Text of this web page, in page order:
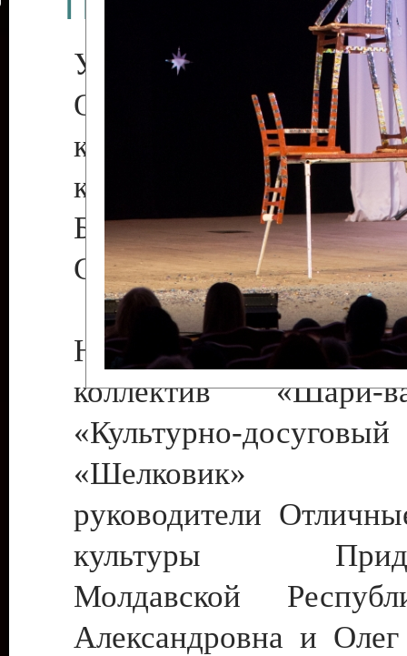
Участники фестиваля:
Образцовый
коллектив
культуры с.
Бендеры ,
Светлана Георгиевна
Народный цирковой
коллектив
«Культурно-
«Шелковик»
руководители
культуры
Молдавской
Александровна и